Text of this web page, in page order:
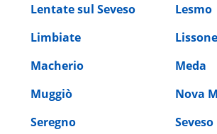
Lentate sul Seveso
Lesmo
Limbiate
Lissone
Macherio
Meda
Muggiò
Nova
Seregno
Seveso